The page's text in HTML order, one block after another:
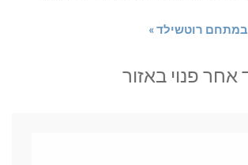
רוטשילד »
פנוי באזור